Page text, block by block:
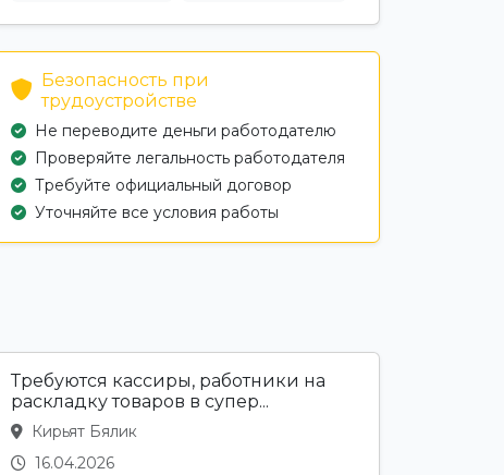
Безопасность при
трудоустройстве
Не переводите деньги работодателю
Проверяйте легальность работодателя
Требуйте официальный договор
Уточняйте все условия работы
Требуются кассиры, работники на
раскладку товаров в супер...
Кирьят Бялик
16.04.2026